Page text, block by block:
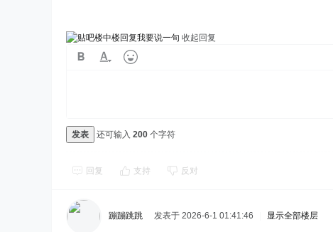
我要说一句 收起回复
发表 还可输入 200 个字符
回复 支持 反对
蹦蹦跳跳 发表于 2026-6-1 01:41:46 显示全部楼层